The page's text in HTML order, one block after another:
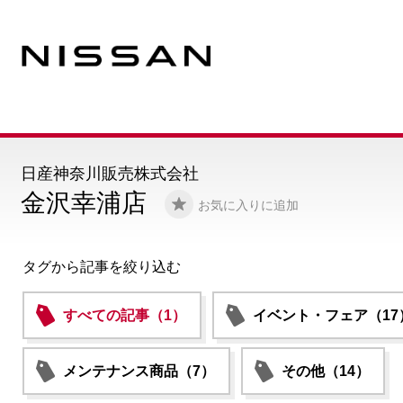
金沢幸浦店 お気に入りに追加
日産神奈川販売株式会社
タグから記事を絞り込む
すべての記事（1） イベント・フェア（17
メンテナンス商品（7） その他（14）